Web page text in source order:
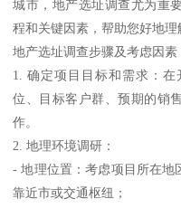
城市，地产选址调查尤为重
程和关键因素，帮助您好地理
地产选址调查步骤及考虑因素
1. 确定项目目标和需求：
位、目标客户群、预期的销
作。
2. 地理环境调研：
- 地理位置：考虑项目所在地
靠近市或交通枢纽；